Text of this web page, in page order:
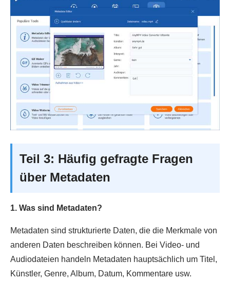
Teil 3: Häufig gefragte Fragen
über Metadaten
1. Was sind Metadaten?
Metadaten sind strukturierte Daten, die die Merkmale von
anderen Daten beschreiben können. Bei Video- und
Audiodateien handeln Metadaten hauptsächlich um Titel,
Künstler, Genre, Album, Datum, Kommentare usw.